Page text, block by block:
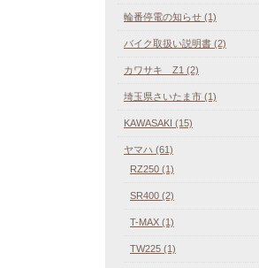
輪番停電の知らせ (1)
バイク取扱い説明書 (2)
カワサキ Z1 (2)
埼玉県さいたま市 (1)
KAWASAKI (15)
ヤマハ (61)
RZ250 (1)
SR400 (2)
T-MAX (1)
TW225 (1)